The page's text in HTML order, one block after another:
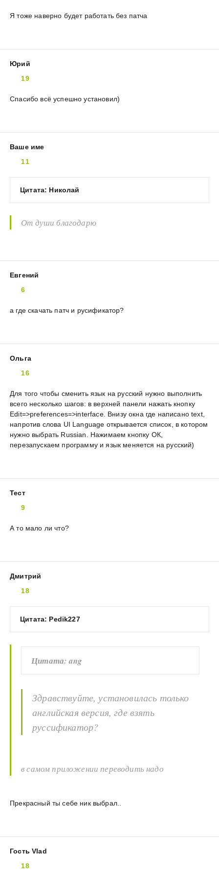
Я тоже наверно будет работать без патча
Юрий
19
Спасибо всё успешно установил)
Ваше име
11
Цитата: Николай
От души благодарю
Евгений
6
а где скачать патч и русификатор?
Ольга
16
Для того чтобы сменить язык на русский нужно выполнить
всего несколько шагов: в верхней панели нажать кнопку
Edit=>preferences=>interface. Внизу окна где написано text,
напротив слова UI Language открывается список, в котором
нужно выбрать Russian. Нажимаем кнопку ОК,
перезапускаем программу и язык меняется на русский)
Тест
9
А то мало ли что?
Дмитрий
18
Цитата: Pedik227
Цитата: ang
Здравствуйте, установилась только
английская версия, где взять
руссификатор?
в самом приложении переводить надо
Прекрасный ты себе ник выбрал..
Гость Vlad
18